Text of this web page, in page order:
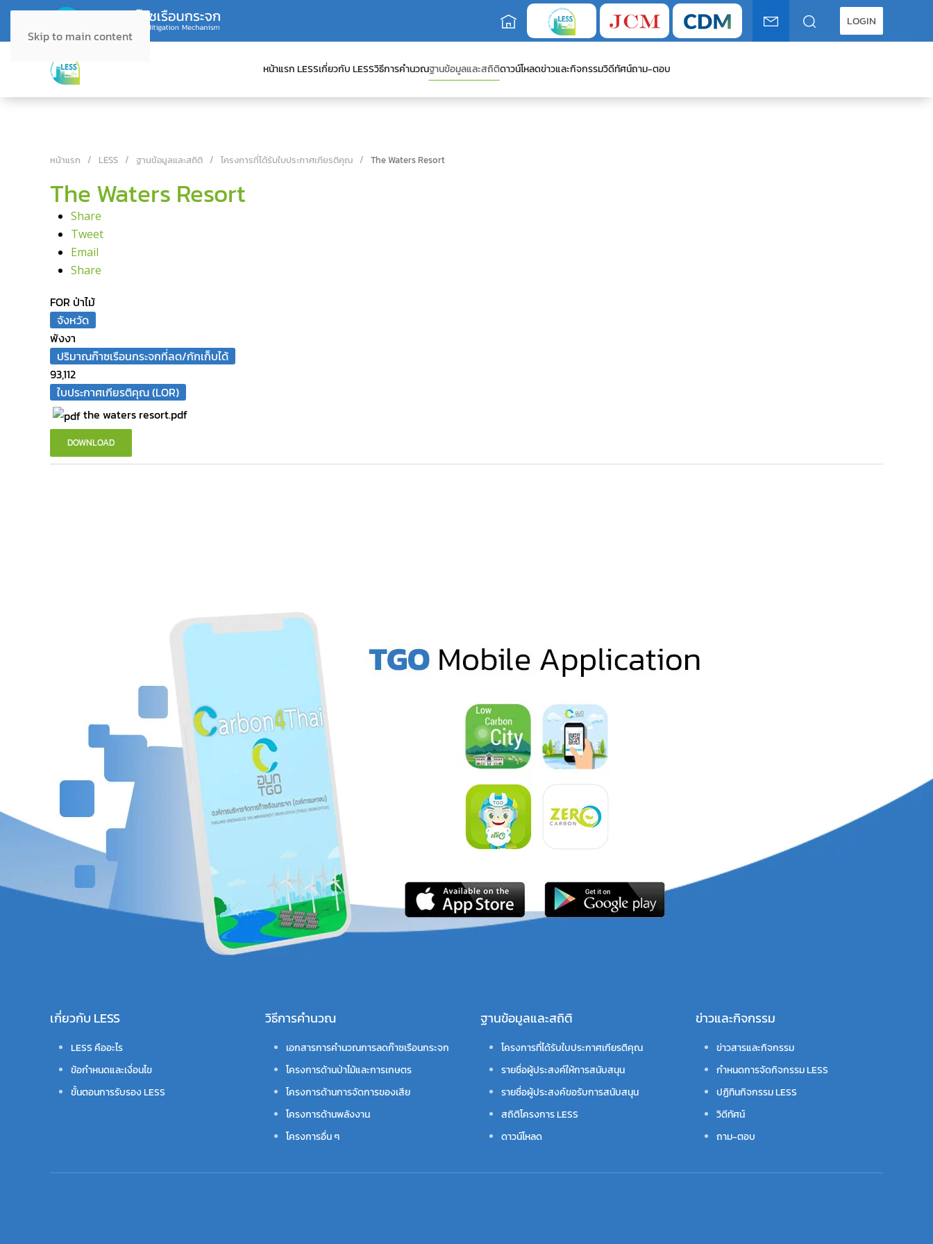
Skip to main content
LOGIN
หน้าแรก LESSเกี่ยวกับ LESSวิธีการคำนวณฐานข้อมูลและสถิติดาวน์โหลดข่าวและกิจกรรมวิดีทัศน์ถาม-ตอบ
หน้าแรก LESS ฐานข้อมูลและสถิติ โครงการที่ได้รับใบประกาศเกียรติคุณ The Waters Resort
The Waters Resort
Share
Tweet
Email
Share
FOR ป่าไม้
จังหวัด
พังงา
ปริมาณก๊าซเรือนกระจกที่ลด/กักเก็บได้
93,112
ใบประกาศเกียรติคุณ (LOR)
the waters resort.pdf
DOWNLOAD
เกี่ยวกับ LESS
LESS คืออะไร
ข้อกำหนดและเงื่อนไข
ขั้นตอนการรับรอง LESS
วิธีการคำนวณ
เอกสารการคำนวณการลดก๊าซเรือนกระจก
โครงการด้านป่าไม้และการเกษตร
โครงการด้านการจัดการของเสีย
โครงการด้านพลังงาน
โครงการอื่น ๆ
ฐานข้อมูลและสถิติ
โครงการที่ได้รับใบประกาศเกียรติคุณ
รายชื่อผู้ประสงค์ให้การสนับสนุน
รายชื่อผู้ประสงค์ขอรับการสนับสนุน
สถิติโครงการ LESS
ดาวน์โหลด
ข่าวและกิจกรรม
ข่าวสารและกิจกรรม
กำหนดการจัดกิจกรรม LESS
ปฏิทินกิจกรรม LESS
วิดีทัศน์
ถาม-ตอบ